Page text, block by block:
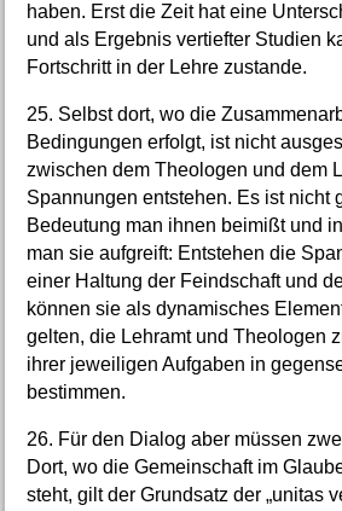
haben. Erst die Zeit hat eine
und als Ergebnis vertiefter Studien
Fortschritt in der Lehre zustande.
25. Selbst dort, wo die
Bedingungen erfolgt, ist nicht
zwischen dem Theologen und dem
Spannungen entstehen. Es ist nicht
Bedeutung man ihnen beimißt und
man sie aufgreift: Entstehen die
einer Haltung der Feindschaft und
können sie als dynamisches
gelten, die Lehramt und Theologen
ihrer jeweiligen Aufgaben in
bestimmen.
26. Für den Dialog aber müssen
Dort, wo die Gemeinschaft im
steht, gilt der Grundsatz der „unitas